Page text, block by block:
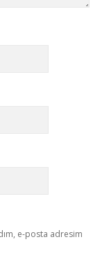
e-posta adresim